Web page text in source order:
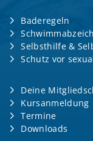
Baderegeln
Selbsthilfe &
Schutz vor
Deine
Kursanmeldung
Termine
Downloads